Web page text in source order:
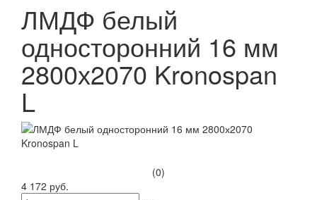
ЛМДФ белый
односторонний 16 мм
2800х2070 Kronospan
L
(0)
4 172 руб.